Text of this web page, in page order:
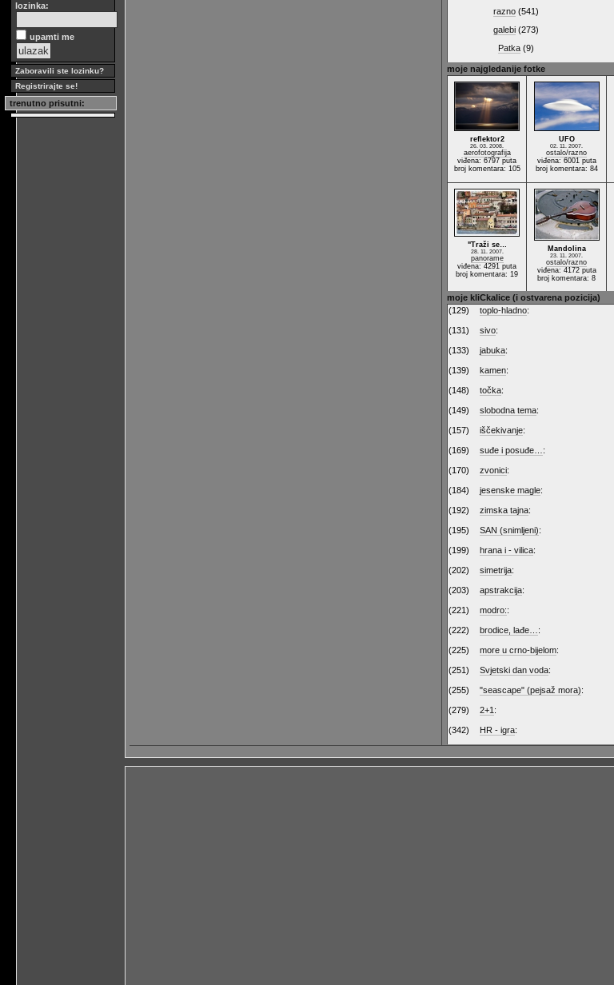
lozinka:
upamti me
Zaboravili ste lozinku?
Registrirajte se!
trenutno prisutni:
razno(541)
galebi(273)
Patka(9)
moje najgledanije fotke
reflektor2
26. 03. 2008.
aerofotografija
viđena: 6797 puta
broj komentara: 105
UFO
02. 11. 2007.
ostalo/razno
viđena: 6001 puta
broj komentara: 84
"Traži se…
28. 11. 2007.
panorame
viđena: 4291 puta
broj komentara: 19
Mandolina
23. 11. 2007.
ostalo/razno
viđena: 4172 puta
broj komentara: 8
moje kliCkalice (i ostvarena pozicija)
(129)
toplo-hladno:
(131) sivo:
(133) jabuka:
(139) kamen:
(148) točka:
(149) slobodna tema:
(157) iščekivanje:
(169) suđe i posuđe… :
(170) zvonici:
(184) jesenske magle:
(192) zimska tajna:
(195) SAN (snimljeni):
(199) hrana i - vilica:
(202) simetrija:
(203) apstrakcija:
(221) modro::
(222) brodice, lađe… :
(225) more u crno-bijelom:
(251) Svjetski dan voda:
(255) "seascape" (pejsaž mora):
(279) 2+1 :
(342) HR - igra: